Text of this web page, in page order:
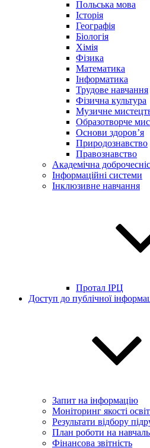
Польська мова
Історія
Географія
Біологія
Хімія
Фізика
Математика
Інформатика
Трудове навчання
Фізична культура
Музичне
Образотворче
Основи здоров’я
Природознавство
Правознавство
Академічна
Інформаційні системи
Інклюзивне навчання
Протал ІРЦ
Доступ до публічної
Запит на інформацію
Моніторинг якості
Результати відбору
План роботи на
Фінансова звітність